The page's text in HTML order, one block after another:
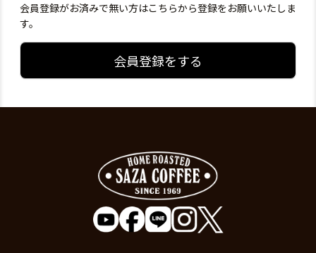
会員登録がお済みで無い方はこちらから登録をお願いいたしま
す。
会員登録をする